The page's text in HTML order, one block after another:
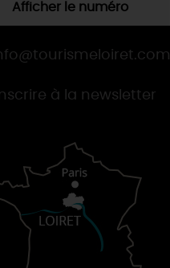
Afficher le numéro
à la newsletter